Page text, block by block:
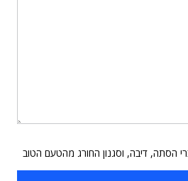
הסתה, דיבה, וסגנון החורג מהטעם הטוב